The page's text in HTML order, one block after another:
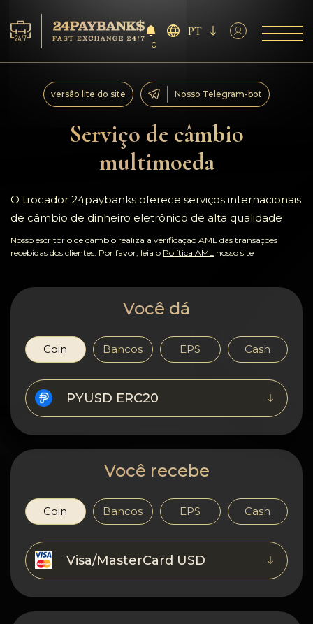
Serviço
Reservas
Parceiros
Comentários
Regras
Confidencialidade
Contatos
Wiki
FAQ
Reputação
Mapa do site
0
PT
Serviço de câmbio
multimoeda
versão lite do site Nosso Telegram-bot
O trocador 24paybanks oferece serviços internacionais
de câmbio de dinheiro eletrônico de alta qualidade
Nosso escritório de câmbio realiza a verificação AML das transações
recebidas dos clientes. Por favor, leia o Política AML nosso site
Você dá
Coin Bancos EPS Cash
PYUSD ERC20
Você recebe
Coin Bancos EPS Cash
Visa/MasterCard USD